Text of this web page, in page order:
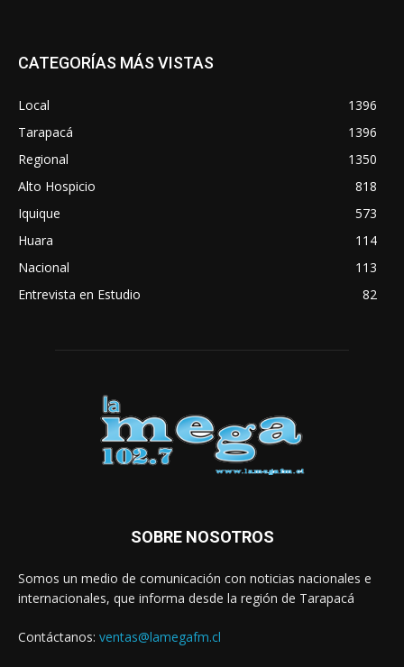
CATEGORÍAS MÁS VISTAS
Local
1396
Tarapacá
1396
Regional
1350
Alto Hospicio
818
Iquique
573
Huara
114
Nacional
113
Entrevista en Estudio
82
SOBRE NOSOTROS
Somos un medio de comunicación con noticias nacionales e
internacionales, que informa desde la región de Tarapacá
Contáctanos: ventas@lamegafm.cl